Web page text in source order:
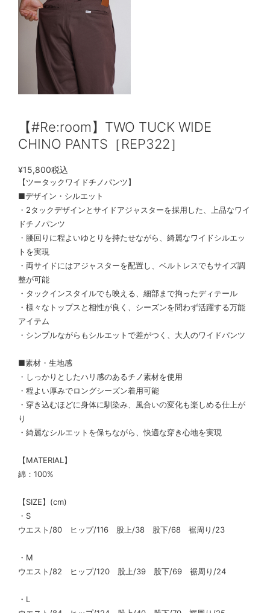
【#Re:room】TWO TUCK WIDE
CHINO PANTS［REP322］
¥15,800税込
【ツータックワイドチノパンツ】
■デザイン・シルエット
・2タックデザインとサイドアジャスターを採用した、上品なワイ
ドチノパンツ
・腰回りに程よいゆとりを持たせながら、綺麗なワイドシルエッ
トを実現
・両サイドにはアジャスターを配置し、ベルトレスでもサイズ調
整が可能
・タックインスタイルでも映える、細部まで拘ったディテール
・様々なトップスと相性が良く、シーズンを問わず活躍する万能
アイテム
・シンプルながらもシルエットで差がつく、大人のワイドパンツ
■素材・生地感
・しっかりとしたハリ感のあるチノ素材を使用
・程よい厚みでロングシーズン着用可能
・穿き込むほどに身体に馴染み、風合いの変化も楽しめる仕上が
り
・綺麗なシルエットを保ちながら、快適な穿き心地を実現
【MATERIAL】
綿：100%
【SIZE】(cm)
・S
ウエスト/80 ヒップ/116 股上/38 股下/68 裾周り/23
・M
ウエスト/82 ヒップ/120 股上/39 股下/69 裾周り/24
・L